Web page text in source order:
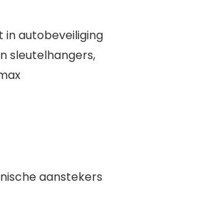
in autobeveiliging
sleutelhangers,
aanstekers